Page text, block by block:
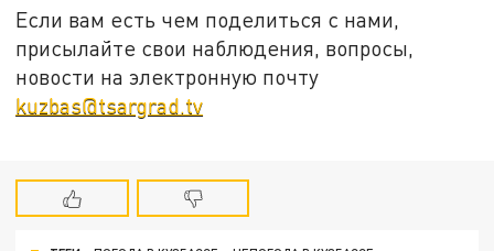
Если вам есть чем поделиться с нами,
присылайте свои наблюдения, вопросы,
новости на электронную почту
kuzbas@tsargrad.tv